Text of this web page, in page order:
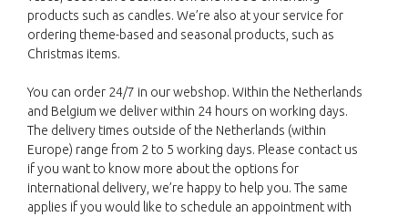
products such as candles. We’re also at your service for
ordering theme-based and seasonal products, such as
Christmas items.
You can order 24/7 in our webshop. Within the Netherlands
and Belgium we deliver within 24 hours on working days.
The delivery times outside of the Netherlands (within
Europe) range from 2 to 5 working days. Please contact us
if you want to know more about the options for
international delivery, we’re happy to help you. The same
applies if you would like to schedule an appointment with